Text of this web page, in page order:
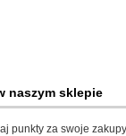
naszym sklepie
punkty za swoje